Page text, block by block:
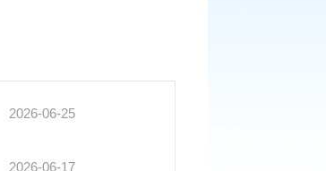
2026-06-25
2026-06-17